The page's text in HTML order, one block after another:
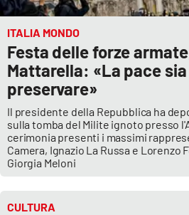
ITALIA MONDO
Festa delle forze
Mattarella: «La pace
preservare»
Il presidente della Repubblica ha
sulla tomba del Milite ignoto presso
cerimonia presenti i massimi
Camera, Ignazio La Russa e Lorenzo
Giorgia Meloni
CULTURA